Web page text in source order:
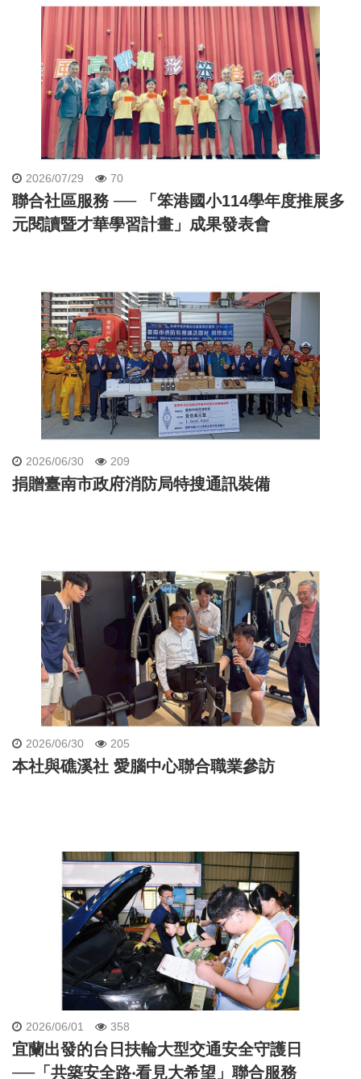
2026/07/29 70
聯合社區服務 ── 「笨港國小114學年度推展多
元閱讀暨才華學習計畫」成果發表會
2026/06/30 209
捐贈臺南市政府消防局特搜通訊裝備
2026/06/30 205
本社與礁溪社 愛腦中心聯合職業參訪
2026/06/01 358
宜蘭出發的台日扶輪大型交通安全守護日
──「共築安全路‧看見大希望」聯合服務